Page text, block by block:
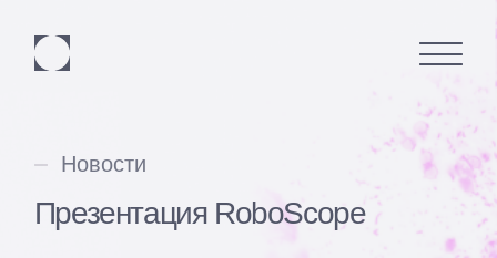
Презентация RoboScope